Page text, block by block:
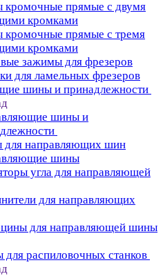
кромочные прямые с двумя
кромками
кромочные прямые с тремя
кромками
зажимы для фрезеров
для ламельных фрезеров
шины и принадлежности
шины и
для направляющих шин
шины
угла для направляющей
для направляющих
для направляющей шины
для распиловочных станков